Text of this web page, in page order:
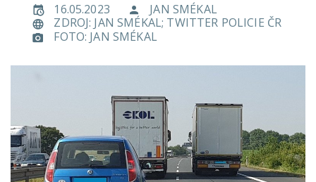
16.05.2023
JAN SMÉKAL
ZDROJ: JAN SMÉKAL; TWITTER POLICIE ČR
FOTO: JAN SMÉKAL